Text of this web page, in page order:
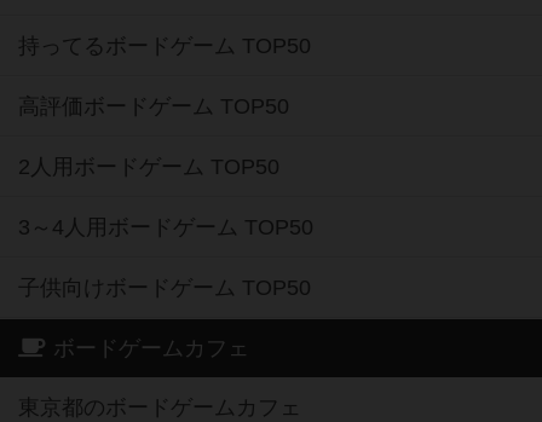
持ってるボードゲーム TOP50
高評価ボードゲーム TOP50
2人用ボードゲーム TOP50
3～4人用ボードゲーム TOP50
子供向けボードゲーム TOP50
ボードゲームカフェ
東京都のボードゲームカフェ